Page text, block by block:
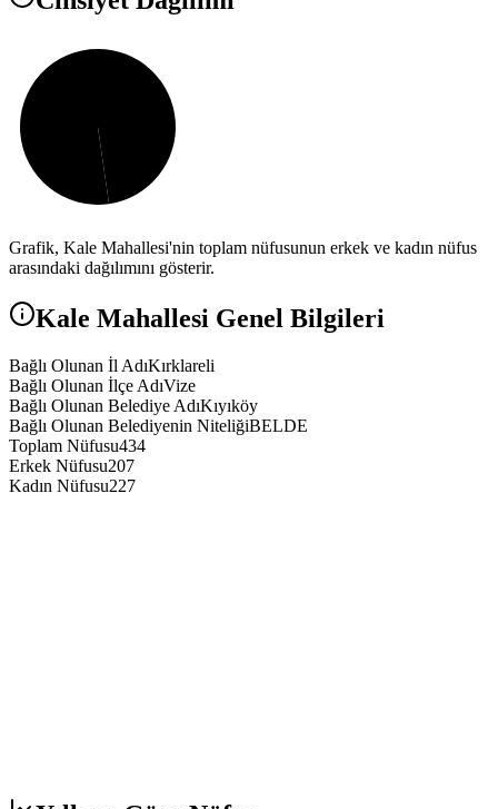
Grafik, Kale Mahallesi'nin toplam nüfusunun erkek ve kadın nüfus
arasındaki dağılımını gösterir.
Kale Mahallesi Genel Bilgileri
Bağlı Olunan İl AdıKırklareli
Bağlı Olunan İlçe AdıVize
Bağlı Olunan Belediye AdıKıyıköy
Bağlı Olunan Belediyenin NiteliğiBELDE
Toplam Nüfusu434
Erkek Nüfusu207
Kadın Nüfusu227